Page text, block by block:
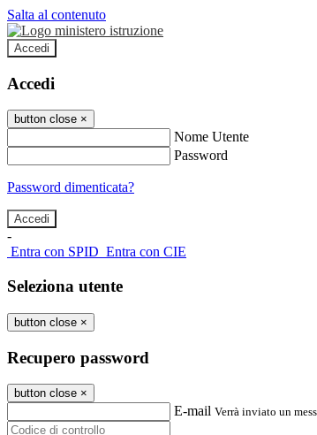
Salta al contenuto
Accedi
Accedi
button close ×
Nome Utente
Password
Password dimenticata?
-
Entra con SPID Entra con CIE
Seleziona utente
button close ×
Recupero password
button close ×
E-mail Verrà inviato un